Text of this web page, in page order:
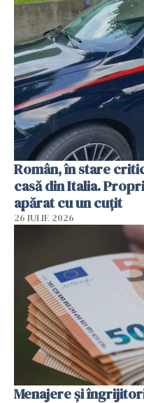
Român, în stare
casă din Italia.
apărat cu un cuțit
26 IULIE 2026
Menajere și